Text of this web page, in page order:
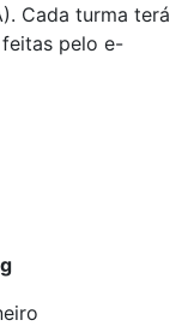
Cada turma terá
feitas pelo e-